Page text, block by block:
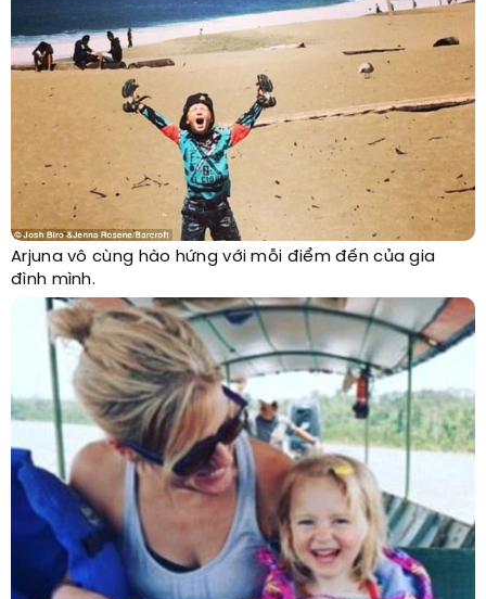
Arjuna vô cùng hào hứng với mỗi điểm đến của gia
đình mình.